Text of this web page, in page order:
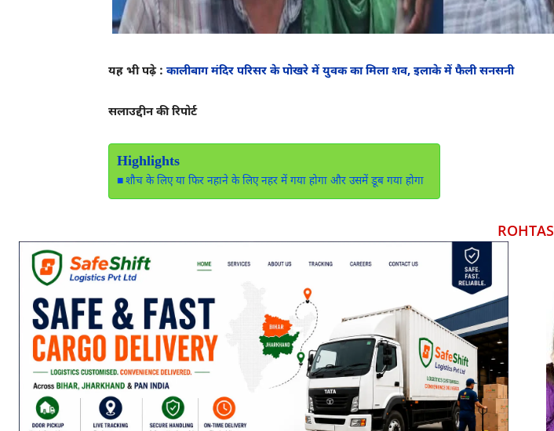
यह भी पढ़े : कालीबाग मंदिर परिसर के पोखरे में युवक का मिला शव, इलाके में फैली सनसनी
सलाउद्दीन की रिपोर्ट
Highlights
शौच के लिए या फिर नहाने के लिए नहर में गया होगा और उसमें डूब गया होगा
ROHTAS